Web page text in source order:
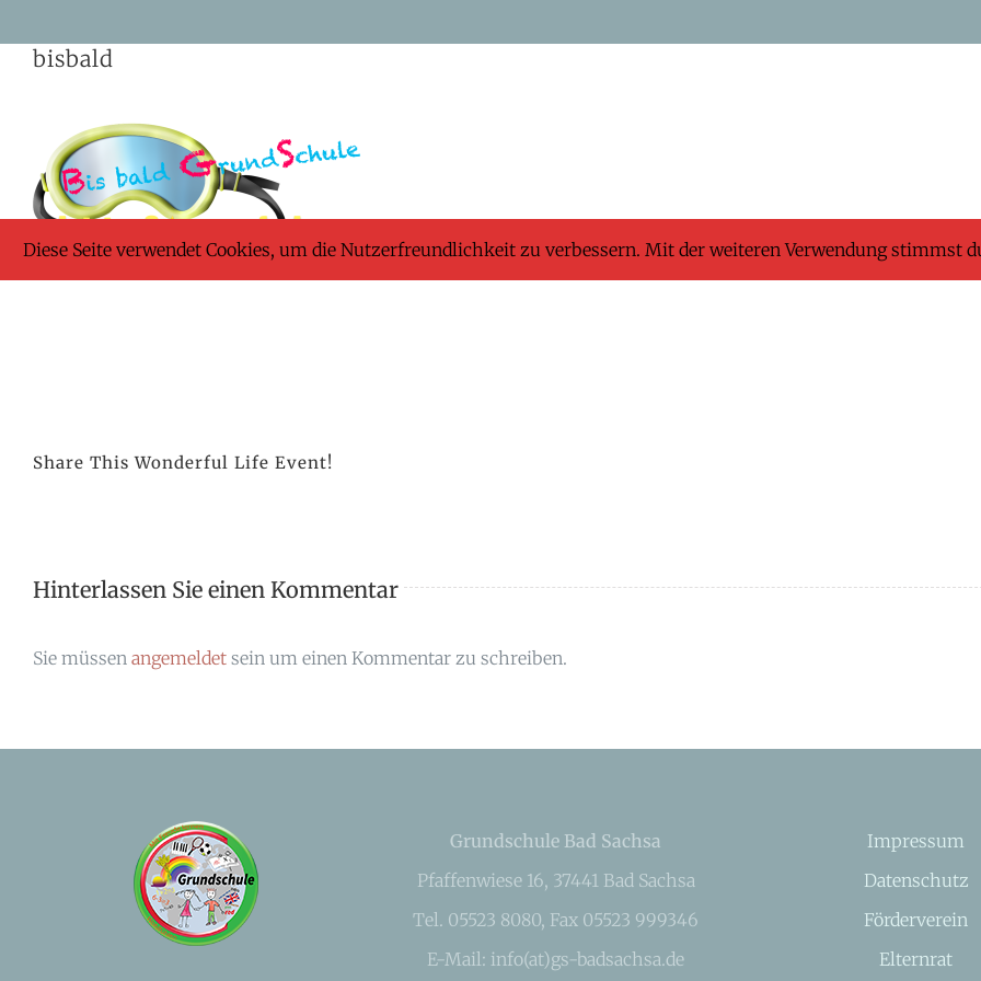
bisbald
Share This Wonderful Life Event!
Hinterlassen Sie einen Kommentar
Sie müssen angemeldet sein um einen Kommentar zu schreiben.
Grundschule Bad Sachsa
Pfaffenwiese 16, 37441 Bad Sachsa
Tel. 05523 8080, Fax 05523 999346
E-Mail: info(at)gs-badsachsa.de
Impressum
Datenschutz
Förderverein
Elternrat
Diese Seite verwendet Cookies, um die Nutzerfreundlichkeit zu verbessern. Mit der weiteren Verwendung stimmst